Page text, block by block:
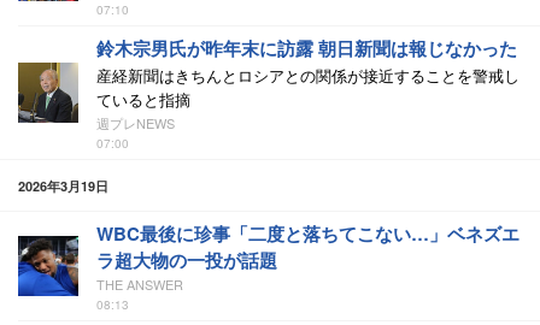
07:10
鈴木宗男氏が昨年末に訪露 朝日新聞は報じなかった
産経新聞はきちんとロシアとの関係が接近することを警戒し
ていると指摘
週プレNEWS
07:00
2026年3月19日
WBC最後に珍事「二度と落ちてこない…」ベネズエ
ラ超大物の一投が話題
THE ANSWER
08:13